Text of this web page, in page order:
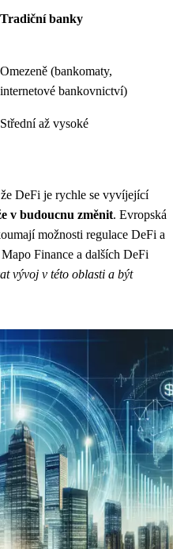
Tradiční banky
Omezeně (bankomaty,
internetové bankovnictví)
Střední až vysoké
DeFi je rychle se vyvíjející
v budoucnu změnit. Evropská
možnosti regulace DeFi a
Finance a dalších DeFi
vývoj v této oblasti a být